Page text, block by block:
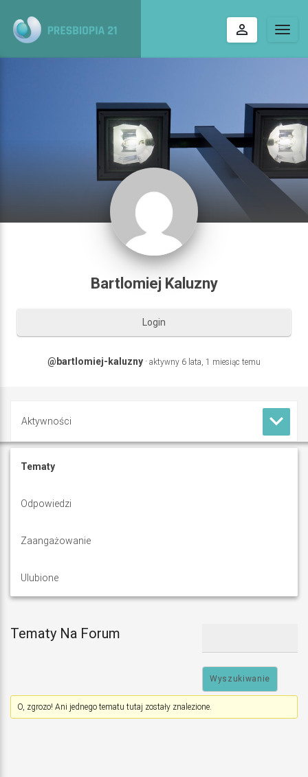
perm_identity
Bartlomiej Kaluzny
Login
@bartlomiej-kaluzny · aktywny 6 lata, 1 miesiąc temu
keyboard_arrow_down
Aktywności
Profil
Forum
B
o
j
Tematy
Odpowiedzi
Zaangażowanie
Ulubione
Tematy Na Forum
O, zgrozo! Ani jednego tematu tutaj zostały znalezione.